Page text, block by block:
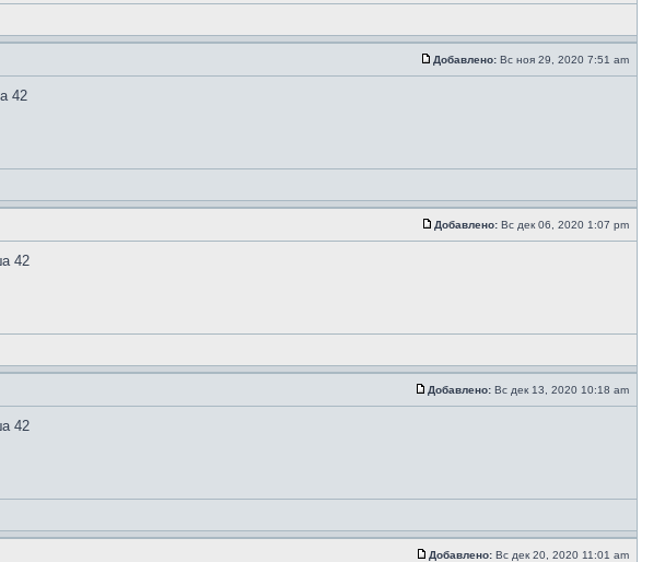
Добавлено: Вс ноя 29, 2020 7:51 am
42
Добавлено: Вс дек 06, 2020 1:07 pm
42
Добавлено: Вс дек 13, 2020 10:18 am
42
Добавлено: Вс дек 20, 2020 11:01 am